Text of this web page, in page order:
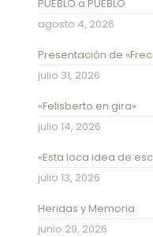
PUEBLO a PUEBLO
agosto 4, 2026
Presentación de
julio 31, 2026
«Felisberto en gira»
julio 14, 2026
«Esta loca idea de
julio 13, 2026
Heridas y Memoria
junio 29, 2026